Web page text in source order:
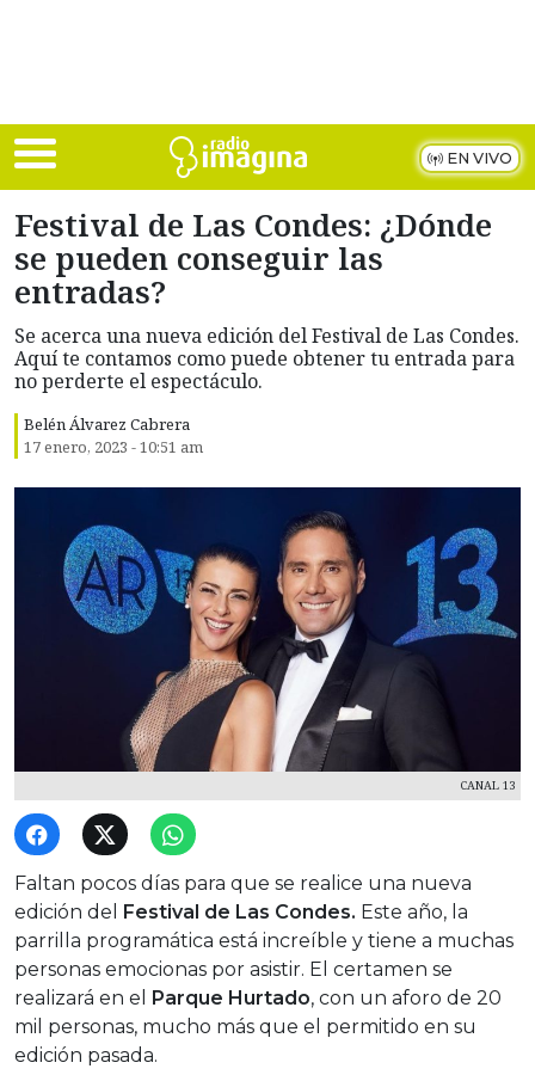
EN VIVO
Festival de Las Condes: ¿Dónde
se pueden conseguir las
entradas?
Se acerca una nueva edición del Festival de Las Condes.
Aquí te contamos como puede obtener tu entrada para
no perderte el espectáculo.
Belén Álvarez Cabrera
17 enero, 2023 - 10:51 am
CANAL 13
Faltan pocos días para que se realice una nueva
edición del
Festival de Las Condes. Este año, la
parrilla programática está increíble y tiene a muchas
personas emocionas por asistir. El certamen se
realizará en el
Parque Hurtado, con un aforo de 20
mil personas, mucho más que el permitido en su
edición pasada.